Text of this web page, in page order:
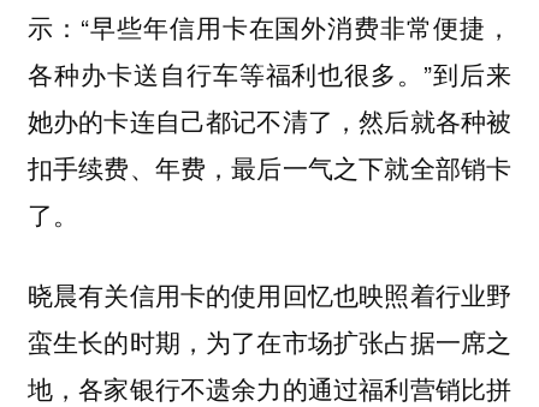
示：“早些年信用卡在国外消费非常便捷，
各种办卡送自行车等福利也很多。”到后来
她办的卡连自己都记不清了，然后就各种被
扣手续费、年费，最后一气之下就全部销卡
了。
晓晨有关信用卡的使用回忆也映照着行业野
蛮生长的时期，为了在市场扩张占据一席之
地，各家银行不遗余力的通过福利营销比拼